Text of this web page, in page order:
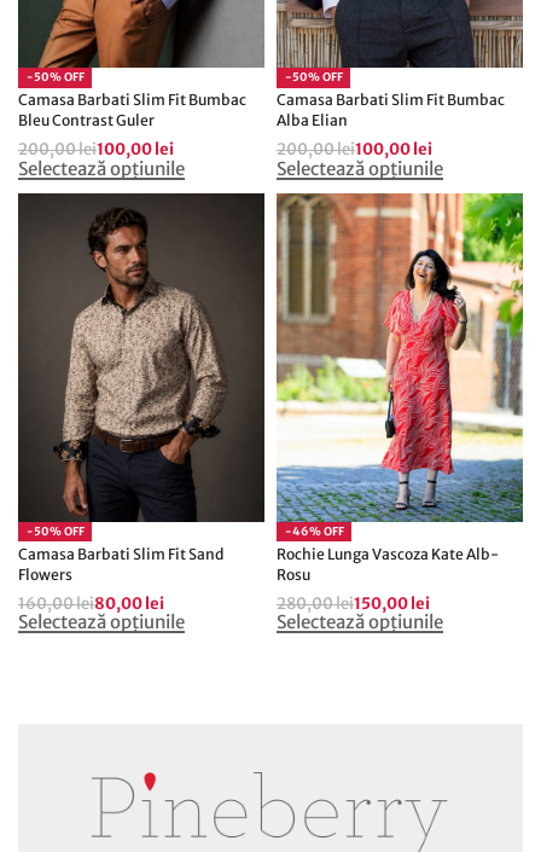
-50% OFF
Camasa Barbati Slim Fit Bumbac
Bleu Contrast Guler
200,00lei100,00lei
Selectează opțiunile
-50% OFF
Camasa Barbati Slim Fit Bumbac
Alba Elian
200,00lei100,00lei
Selectează opțiunile
-50% OFF
Camasa Barbati Slim Fit Sand
Flowers
160,00lei80,00lei
Selectează opțiunile
-46% OFF
Rochie Lunga Vascoza Kate Alb-
Rosu
280,00lei150,00lei
Selectează opțiunile